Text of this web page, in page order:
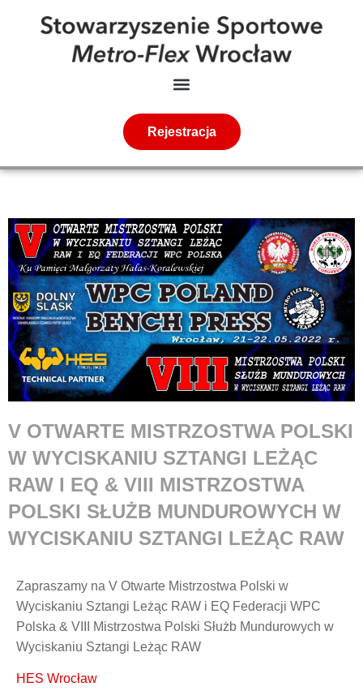
Rejestracja
V OTWARTE MISTRZOSTWA POLSKI
W WYCISKANIU SZTANGI LEŻĄC
RAW I EQ & VIII MISTRZOSTWA
POLSKI SŁUŻB MUNDUROWYCH W
WYCISKANIU SZTANGI LEŻĄC RAW
Zapraszamy na V Otwarte Mistrzostwa Polski w
Wyciskaniu Sztangi Leżąc RAW i EQ Federacji WPC
Polska & VIII Mistrzostwa Polski Służb Mundurowych w
Wyciskaniu Sztangi Leżąc RAW
HES Wrocław